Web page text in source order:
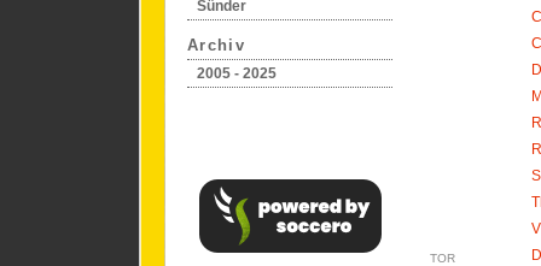
Sünder
Archiv
2005 - 2025
TOR